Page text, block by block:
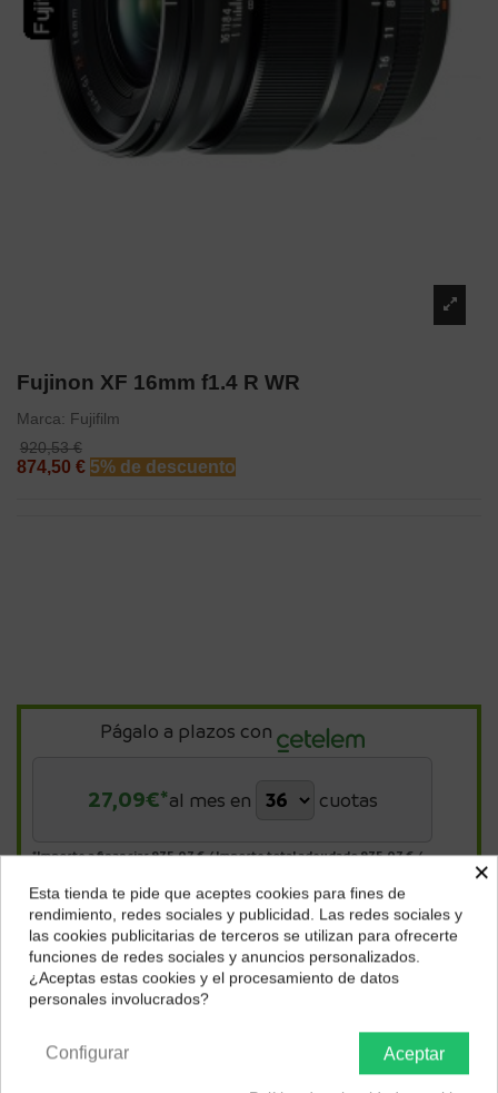
Fujinon XF 16mm f1.4 R WR
Marca: Fujifilm
920,53 €
874,50 € 5% de descuento
Págalo a plazos con
27,09€*al mes en cuotas
*Importe a financiar975,07 €/Importe total adeudado975,07 €/
Descripción
FOCAL Y LUMINOSIDAD
¿Dónde deseas recibir tu pedido?
Selecciona tu ubicación para mostrarte los precios e
impuestos correctos para tu región.
×
Esta tienda te pide que aceptes cookies para fines de
rendimiento, redes sociales y publicidad. Las redes sociales y
las cookies publicitarias de terceros se utilizan para ofrecerte
funciones de redes sociales y anuncios personalizados.
¿Aceptas estas cookies y el procesamiento de datos
personales involucrados?
Aceptar
Configurar